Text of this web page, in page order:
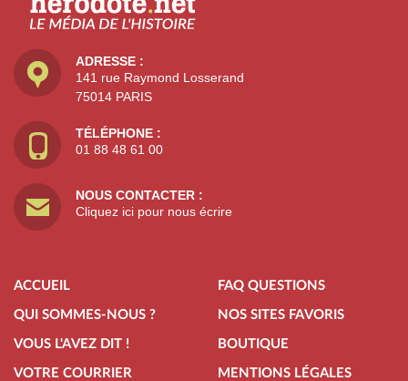
ADRESSE :
141 rue Raymond Losserand
75014 PARIS
TÉLÉPHONE :
01 88 48 61 00
NOUS CONTACTER :
Cliquez ici pour nous écrire
ACCUEIL
QUI SOMMES-NOUS ?
VOUS L'AVEZ DIT !
VOTRE COURRIER
FAQ QUESTIONS
NOS SITES FAVORIS
BOUTIQUE
MENTIONS LÉGALES